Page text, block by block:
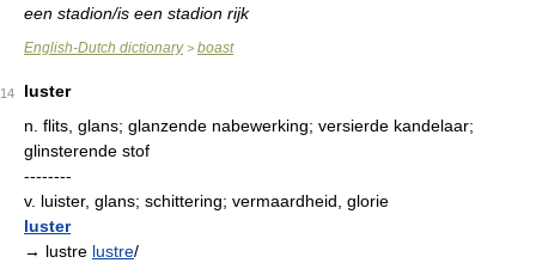
een stadion/is een stadion rijk
English-Dutch dictionary> boast
14
luster
n. flits, glans; glanzende nabewerking; versierde kandelaar;
glinsterende stof
--------
v. luister, glans; schittering; vermaardheid, glorie
luster
→ lustre lustre/